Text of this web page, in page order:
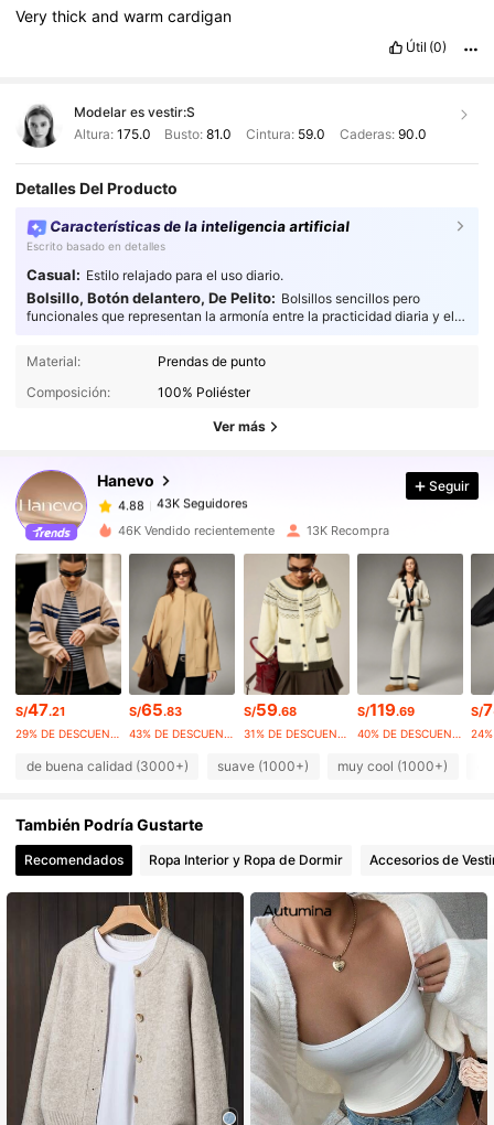
Verythickandwarmcardigan
Útil (0)
Modelar es vestir:S
Altura: 175.0 Busto:81.0 Cintura: 59.0 Caderas: 90.0
Detalles Del Producto
Características de la inteligencia artificial
Escrito basado en detalles
Casual: Estilo relajado para el uso diario.
Bolsillo, Botón delantero, De Pelito: Bolsillos sencillos pero
funcionales que representan la armonía entre la practicidad diaria y el
Material:
Prendas de punto
Composición:
100% Poliéster
Ver más
Hanevo
43K Seguidores
43K Seguidores
43K Seguidores
4.88 43K Seguidores
4.88 43K Seguidores
43K Seguidores
4.88 43K Seguidores
4.88 43K Seguidores
4.88 43K Seguidores
4.88 43K Seguidores
Seguir
46K Vendido recientemente 13K Recompra
S/47.21
29% DE DESCUENTO
S/65.83
43% DE DESCUENTO
S/59.68
31% DE DESCUENTO
S/119.69
40% DE DESCUENTO
S/
de buena calidad (3000+) suave (1000+) muy cool (1000+)
También Podría Gustarte
Recomendados Ropa Interior y Ropa de Dormir Accesorios de